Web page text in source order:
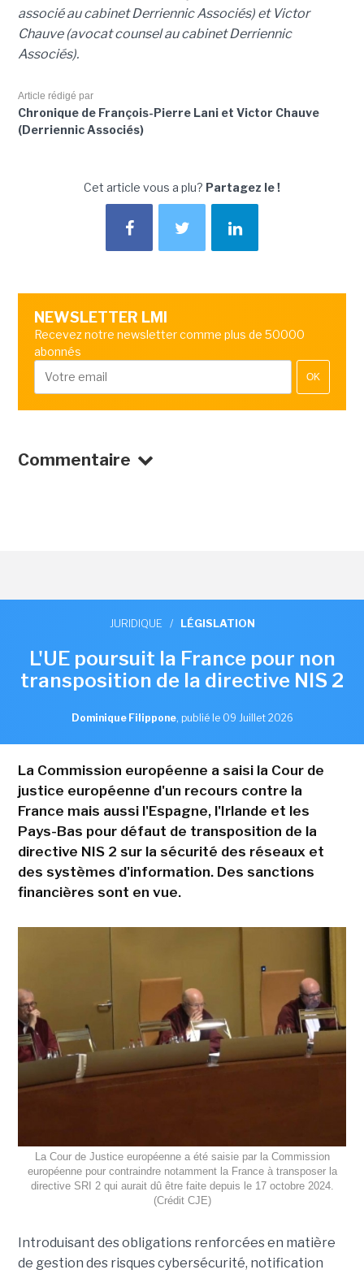
associé au cabinet Derriennic Associés) et Victor
Chauve (avocat counsel au cabinet Derriennic
Associés).
Article rédigé par
Chronique de François-Pierre Lani et Victor Chauve
(Derriennic Associés)
Cet article vous a plu? Partagez le !
NEWSLETTER LMI
Recevez notre newsletter comme plus de 50000
abonnés
OK
Commentaire
JURIDIQUE / LÉGISLATION
L'UE poursuit la France pour non
transposition de la directive NIS 2
Dominique Filippone, publié le 09 Juillet 2026
La Commission européenne a saisi la Cour de
justice européenne d'un recours contre la
France mais aussi l'Espagne, l'Irlande et les
Pays-Bas pour défaut de transposition de la
directive NIS 2 sur la sécurité des réseaux et
des systèmes d'information. Des sanctions
financières sont en vue.
La Cour de Justice européenne a été saisie par la Commission
européenne pour contraindre notamment la France à transposer la
directive SRI 2 qui aurait dû être faite depuis le 17 octobre 2024.
(Crédit CJE)
Introduisant des obligations renforcées en matière
de gestion des risques cybersécurité, notification